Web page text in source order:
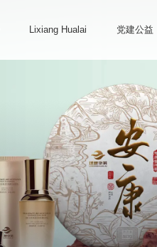
Lixiang Hualai 党建公益